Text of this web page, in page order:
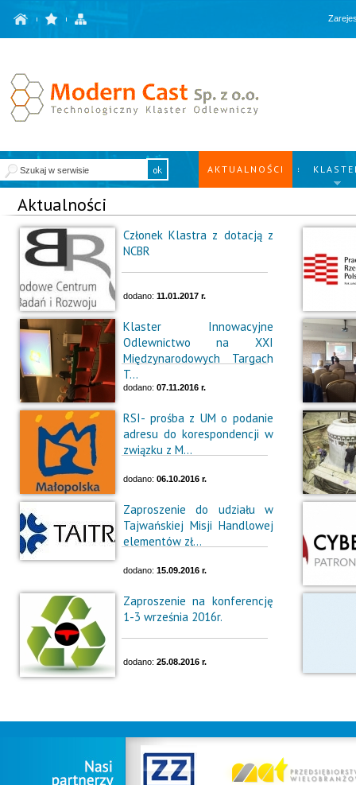
AKTUALNOŚCI
Aktualności
Członek Klastra z dotacją z
NCBR
dodano: 11.01.2017 r.
Klaster Innowacyjne
Odlewnictwo na XXI
Międzynarodowych Targach
T...
dodano: 07.11.2016 r.
RSI- prośba z UM o podanie
adresu do korespondencji w
związku z M...
dodano: 06.10.2016 r.
Zaproszenie do udziału w
Tajwańskiej Misji Handlowej
elementów zł...
dodano: 15.09.2016 r.
Zaproszenie na konferencję
1-3 września 2016r.
dodano: 25.08.2016 r.